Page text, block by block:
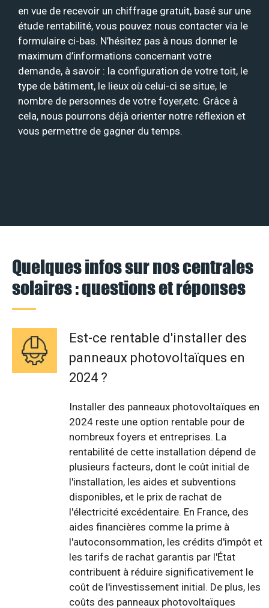
en vue de recevoir un chiffrage gratuit, basé sur une
étude rentabilité, vous pouvez nous contacter via le
formulaire ci-bas. N’hésitez pas à nous donner le
maximum d’informations concernant votre
demande, à savoir : la configuration de votre toit, le
type de bâtiment, le lieux où celui-ci se situe, le
nombre de personnes de votre foyer,etc. Grâce à
cela, nous pourrons déjà orienter notre réflexion et
vous permettre de gagner du temps.
Quelques infos sur nos centrales
solaires : questions et réponses
Est-ce rentable d'installer des
panneaux photovoltaïques en
2024 ?
Installer des panneaux photovoltaïques en
2024 reste une option rentable pour de
nombreux foyers et entreprises. La
rentabilité de cette installation dépend de
plusieurs facteurs, dont le coût initial de
l'installation, les aides et subventions
disponibles, et le prix de rachat de
l'électricité excédentaire. En France, des
aides financières comme la prime à
l'autoconsommation, les crédits d'impôt et
les tarifs de rachat garantis par l'État
contribuent à réduire significativement le
coût de l'investissement initial. De plus, les
coûts des panneaux photovoltaïques